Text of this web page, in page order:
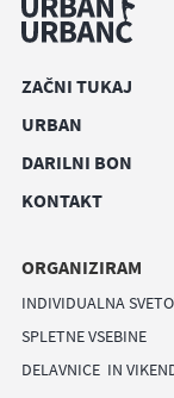
ZAČNI TUKAJ
URBAN
DARILNI BON
KONTAKT
ORGANIZIRAM
INDIVIDUALNA
SPLETNE VSEBINE
DELAVNICE IN